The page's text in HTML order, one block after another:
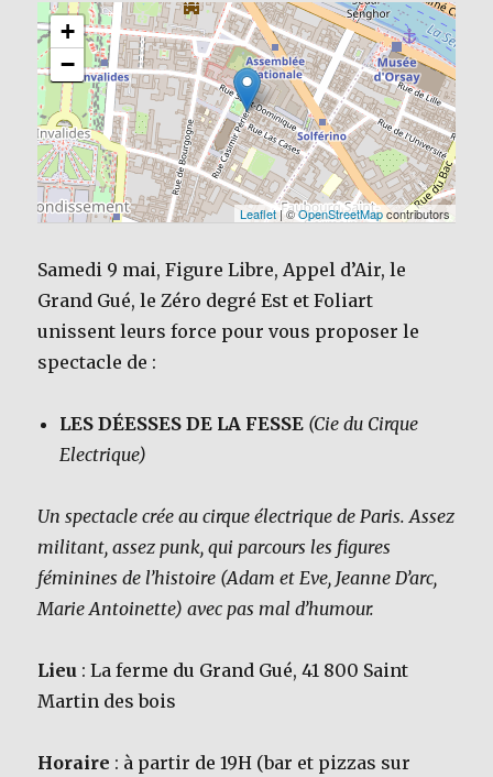
+
−
Leaflet| ©OpenStreetMapcontributors
Samedi 9 mai, Figure Libre, Appel d’Air, le
Grand Gué, le Zéro degré Est et Foliart
unissent leurs force pour vous proposer le
spectacle de :
LES DÉESSES DE LA FESSE (Cie du Cirque
Electrique)
Un spectacle crée au cirque électrique de Paris. Assez
militant, assez punk, qui parcours les figures
féminines de l’histoire (Adam et Eve, Jeanne D’arc,
Marie Antoinette) avec pas mal d’humour.
Lieu : La ferme du Grand Gué, 41 800 Saint
Martin des bois
Horaire : à partir de 19H (bar et pizzas sur